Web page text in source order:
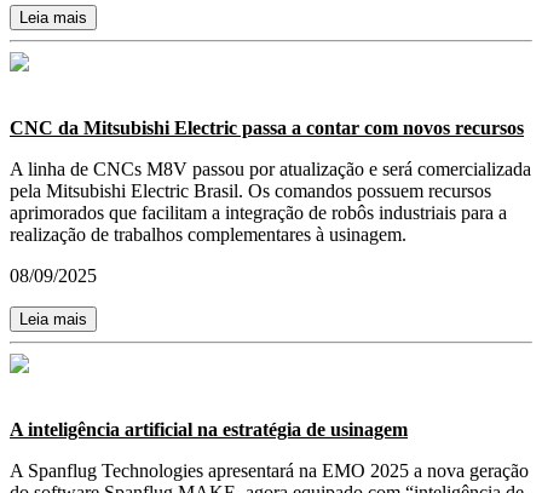
Leia mais
CNC da Mitsubishi Electric passa a contar com novos recursos
A linha de CNCs M8V passou por atualização e será comercializada
pela Mitsubishi Electric Brasil. Os comandos possuem recursos
aprimorados que facilitam a integração de robôs industriais para a
realização de trabalhos complementares à usinagem.
08/09/2025
Leia mais
A inteligência artificial na estratégia de usinagem
A Spanflug Technologies apresentará na EMO 2025 a nova geração